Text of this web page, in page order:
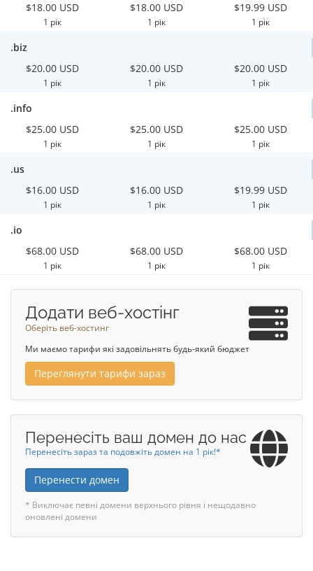
$18.00 USD
1 рік
$18.00 USD
1 рік
$19.99 USD
1 рік
.biz
$20.00 USD
1 рік
$20.00 USD
1 рік
$20.00 USD
1 рік
.info
$25.00 USD
1 рік
$25.00 USD
1 рік
$25.00 USD
1 рік
.us
$16.00 USD
1 рік
$16.00 USD
1 рік
$19.99 USD
1 рік
.io
$68.00 USD
1 рік
$68.00 USD
1 рік
$68.00 USD
1 рік
Додати веб-хостінг
Оберіть веб-хостинг
Ми маємо тарифи які задовільнять будь-який бюджет
Переглянути тарифи зараз
Перенесіть ваш домен до нас
Перенесіть зараз та подовжіть домен на 1 рік!*
Перенести домен
* Виключає певні домени верхнього рівня і нещодавно
оновлені домени